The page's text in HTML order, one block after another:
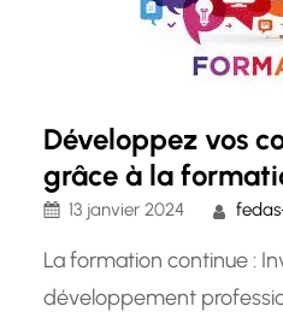
Développez vos
grâce à la
13 janvier 2024
La formation continue :
développement